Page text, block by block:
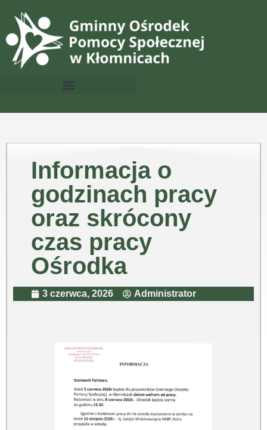
Informacja o
godzinach pracy
oraz skrócony
czas pracy
Ośrodka
3 czerwca, 2026 Administrator